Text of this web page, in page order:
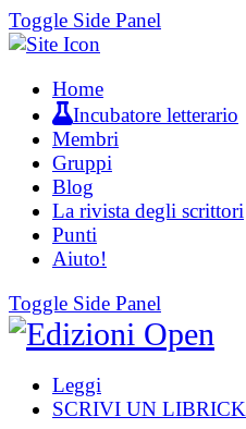
Toggle Side Panel
Home
Incubatore letterario
Membri
Gruppi
Blog
La rivista degli scrittori
Punti
Aiuto!
Toggle Side Panel
Leggi
SCRIVI UN LIBRICK